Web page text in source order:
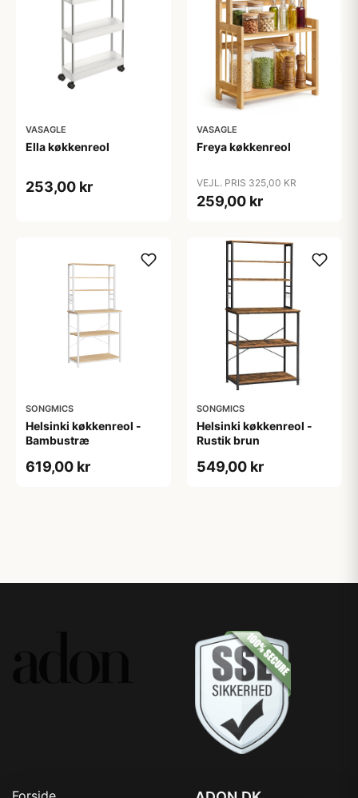
VASAGLE
Ella køkkenreol
253,00 kr
VASAGLE
Freya køkkenreol
VEJL. PRIS 325,00 KR
259,00 kr
SONGMICS
Helsinki køkkenreol -
Bambustræ
619,00 kr
SONGMICS
Helsinki køkkenreol -
Rustik brun
549,00 kr